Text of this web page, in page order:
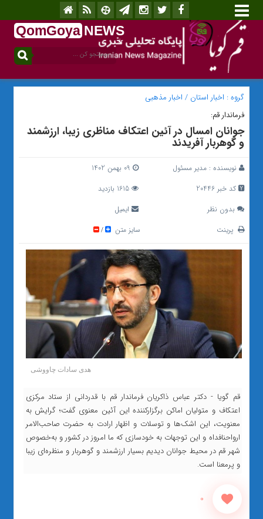
QomGoya NEWS
.ir
گروه : اخبار استان / اخبار مذهبی
فرماندار قم:
جوانان امسال در آئین اعتکاف مناظری زیبا، ارزشمند
و گوهربار آفریدند
نویسنده : مدیر مسئول
کد خبر 20446
1615 بازدید
بدون نظر
ایمیل
پرینت
سایز متن /
هدی سادات چاووشی
قم گویا - دکتر عباس ذاکریان فرماندار قم با قدردانی از ستاد مرکزی
اعتکاف و متولیان اماکن برگزار‌کننده این آئین معنوی گفت؛ گرایش به
معنویت، این اشک‌ها و توسلات و اظهار ارادت به حضرت صاحب‌الامر
ارواحنافداه و این توجهات به خودسازی که ما امروز در کشور و به‌خصوص
شهر قم در محیط جوانان دیدیم بسیار ارزشمند و گوهربار و منظره‌ای زیبا
و پرمعنا است.
0